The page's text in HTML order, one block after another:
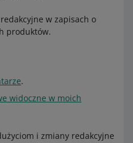
w zapisach o
produktów.
.
widoczne w moich
i zmiany redakcyjne